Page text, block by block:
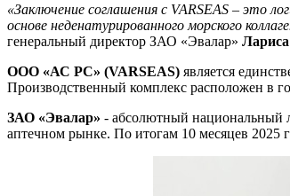
«Заключение соглашения с VARSEAS – это
основе неденатурированного морского
генеральный директор ЗАО «Эвалар»
ООО «АС РС» (VARSEAS) является
Производственный комплекс расположен в
ЗАО «Эвалар» - абсолютный национальный
аптечном рынке. По итогам 10 месяцев 2025